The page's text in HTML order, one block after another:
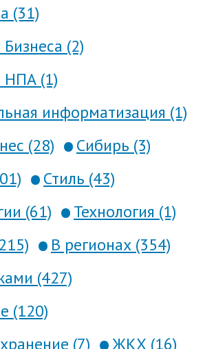
(31)
(2)
НПА (1)
информатизация (1)
(28)
Сибирь (3)
Стиль (43)
(61)
Технология (1)
В регионах (354)
(427)
(120)
(7)
ЖКХ (16)